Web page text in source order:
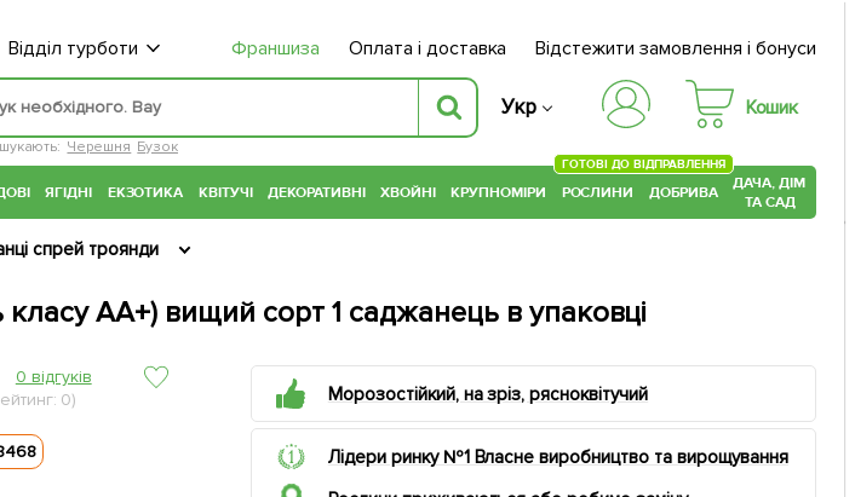
Відділ турботи Франшиза Оплата і доставка Відстежити замовлення і бонуси
Черешня Бузок
Укр Кошик
ЯГІДНІ ЕКЗОТИКА КВІТУЧІ ДЕКОРАТИВНІ ХВОЙНІ КРУПНОМІРИ РОСЛИНИ
ГОТОВІ ДО ВІДПРАВЛЕННЯ
ДОБРИВА
ДАЧА, ДІМ
ТА САД
спрей троянди
АА+) вищий сорт 1 саджанець в упаковці
0 відгуків
0)
Морозостійкий, на зріз, рясноквітучий
Лідери ринку №1 Власне виробництво та вирощування